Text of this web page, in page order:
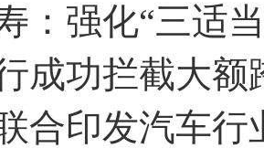
：强化“三适
成功拦截大额
合印发汽车